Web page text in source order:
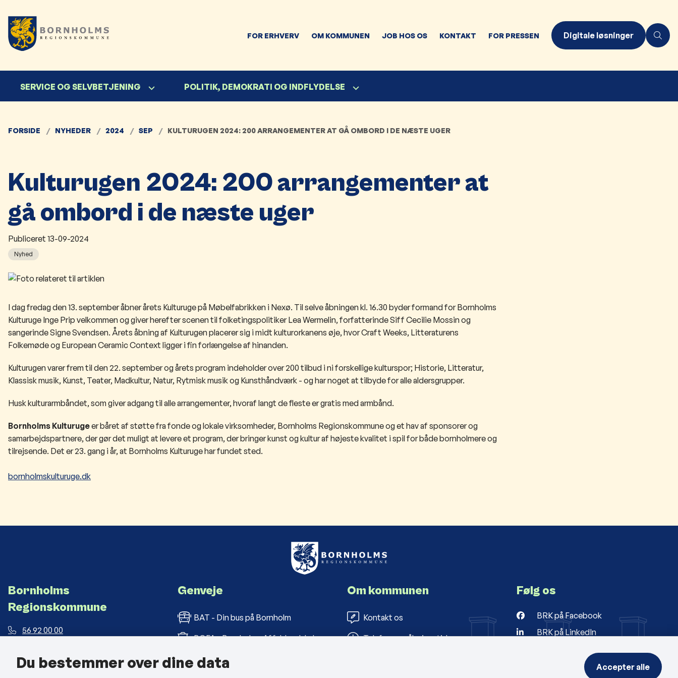
FOR ERHVERV OM KOMMUNEN JOB HOS OS KONTAKT FOR PRESSEN Digitale løsninger
SERVICE OG SELVBETJENING POLITIK, DEMOKRATI OG INDFLYDELSE
FORSIDE NYHEDER 2024 SEP KULTURUGEN 2024: 200 ARRANGEMENTER AT GÅ OMBORD I DE NÆSTE UGER
Kulturugen 2024: 200 arrangementer at
gå ombord i de næste uger
Publiceret 13-09-2024
Nyhed
I dag fredag den 13. september åbner årets Kulturuge på Møbelfabrikken i Nexø. Til selve åbningen kl. 16.30 byder formand for Bornholms
Kulturuge Inge Prip velkommen og giver herefter scenen til folketingspolitiker Lea Wermelin, forfatterinde Siff Cecilie Mossin og
sangerinde Signe Svendsen. Årets åbning af Kulturugen placerer sig i midt kulturorkanens øje, hvor Craft Weeks, Litteraturens
Folkemøde og European Ceramic Context ligger i fin forlængelse af hinanden.
Kulturugen varer frem til den 22. september og årets program indeholder over 200 tilbud i ni forskellige kulturspor; Historie, Litteratur,
Klassisk musik, Kunst, Teater, Madkultur, Natur, Rytmisk musik og Kunsthåndværk​ - og harnoget at tilbyde​ for allealdersgrupper.
Husk kulturarmbåndet, som giver adgang til alle arrangementer, hvoraf langt de fleste er gratis med armbånd.​
Bornholms Kulturugeer båret af støtte fra fonde og lokale virksomheder, Bornholms Regionskommune og et hav af sponsorer og
samarbejdspartnere, der gør det muligt at levere et program, der bringer kunst og kultur af højeste kvalitet i spil for både bornholmere og
tilrejsende. Det er 23. gang i år, at Bornholms Kulturuge har fundet sted.
bornholmskulturuge.dk
Bornholms
Regionskommune
56 92 00 00
Landemærket 26, 3700 Rønne
Genveje
BAT - Din bus på Bornholm
BOFA - Bornholms Affaldsselskab
Bornholms Folkebiblioteker
Om kommunen
Kontakt os
Telefon- og åbningstider
Følg os
BRK på Facebook
BRK på LinkedIn
Du bestemmer over dine data Accepter alle